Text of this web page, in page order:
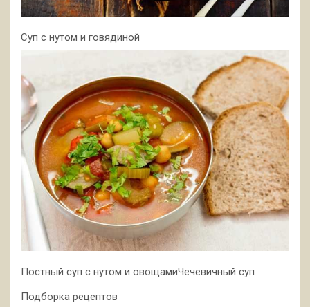
Суп с нутом и говядиной
Постный суп с нутом и овощамиЧечевичный суп
Подборка рецептов